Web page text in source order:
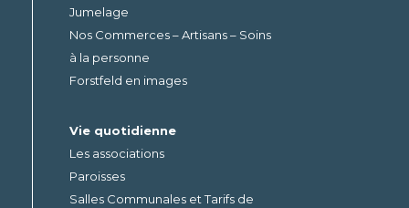
Jumelage
Nos Commerces – Artisans – Soins
à la personne
Forstfeld en images
Vie quotidienne
Les associations
Paroisses
Salles Communales et Tarifs de